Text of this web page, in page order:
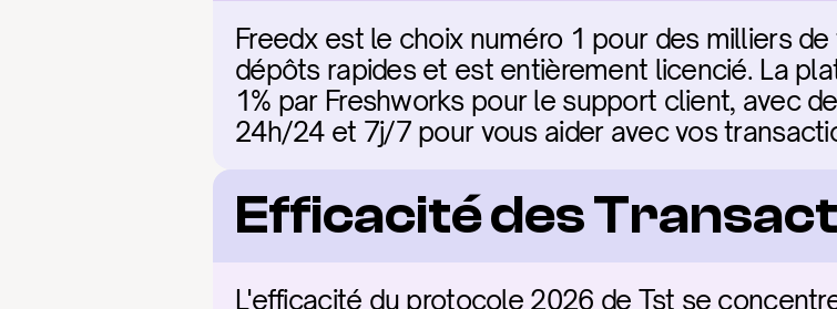
Freedx est le choix numéro 1 pour des milliers
dépôts rapides et est entièrement licencié. La
1% par Freshworks pour le support client, avec
24h/24 et 7j/7 pour vous aider avec vos
Efficacité des
L'efficacité du protocole 2026 de Tst se